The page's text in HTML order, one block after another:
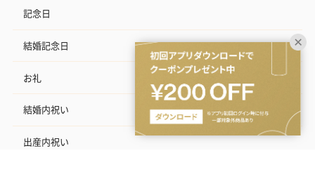
記念日
結婚記念日
お礼
結婚内祝い
出産内祝い